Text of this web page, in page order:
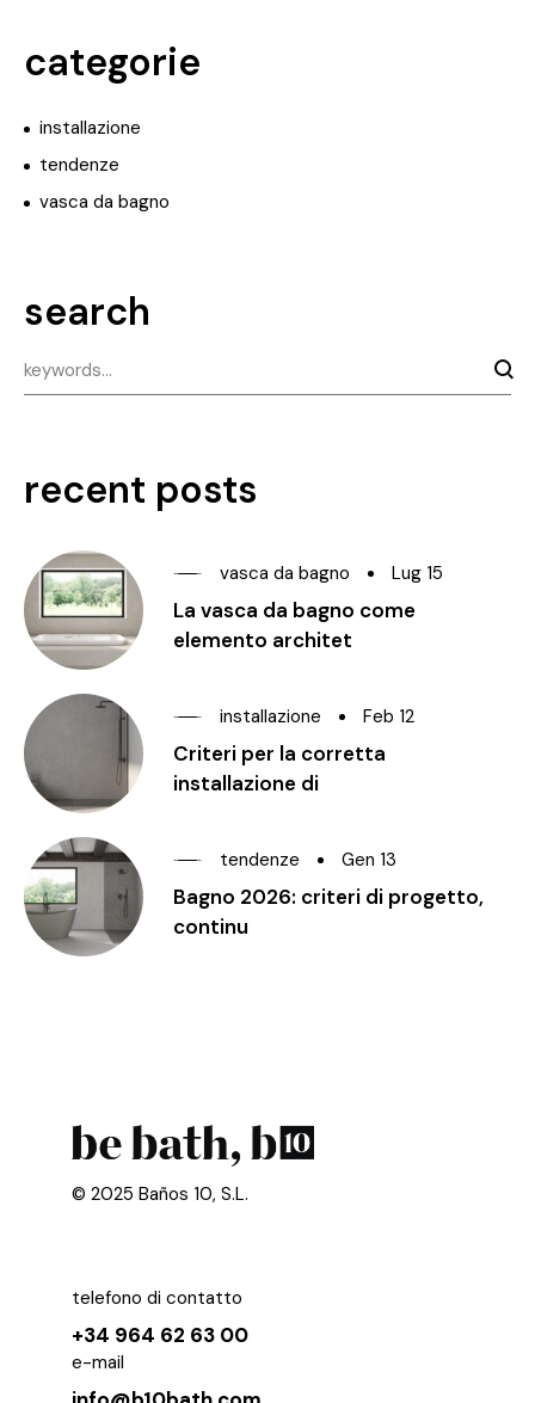
categorie
installazione
tendenze
vasca da bagno
search
recent posts
vasca da bagno Lug 15
La vasca da bagno come
elemento architet
installazione Feb 12
Criteri per la corretta
installazione di
tendenze Gen 13
Bagno 2026: criteri di progetto,
continu
© 2025 Baños 10, S.L.
telefono di contatto
+34 964 62 63 00
e-mail